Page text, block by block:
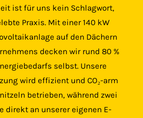
ist für uns kein Schlagwort,
Praxis. Mit einer 140 kW
auf den Dächern
decken wir rund 80 %
selbst. Unsere
wird effizient und CO₂-arm
betrieben, während zwei
direkt an unserer eigenen E-